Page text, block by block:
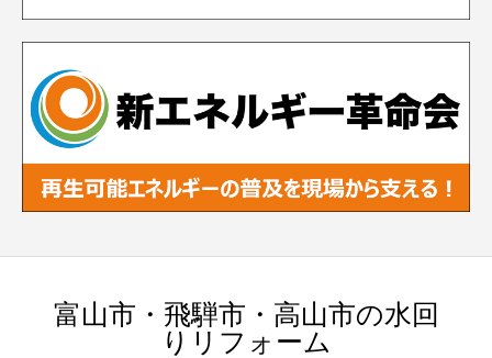
富山市・飛騨市・高山市の水回
りリフォーム